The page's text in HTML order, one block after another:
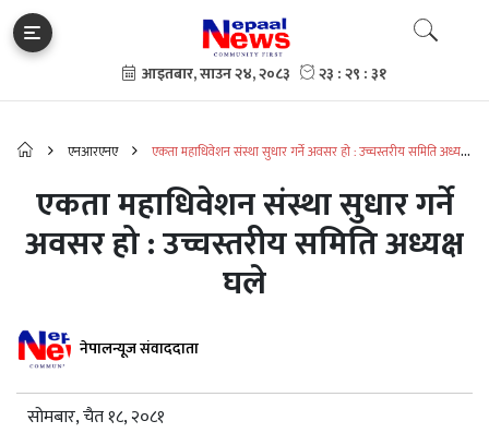
एनआरएनए
एकता महाधिवेशन संस्था सुधार गर्ने अवसर हो : उच्चस्तरीय समिति अध्यक्ष
एकता महाधिवेशन संस्था सुधार गर्ने
अवसर हो : उच्चस्तरीय समिति अध्यक्ष
घले
नेपालन्यूज संवाददाता
सोमबार, चैत १८, २०८१